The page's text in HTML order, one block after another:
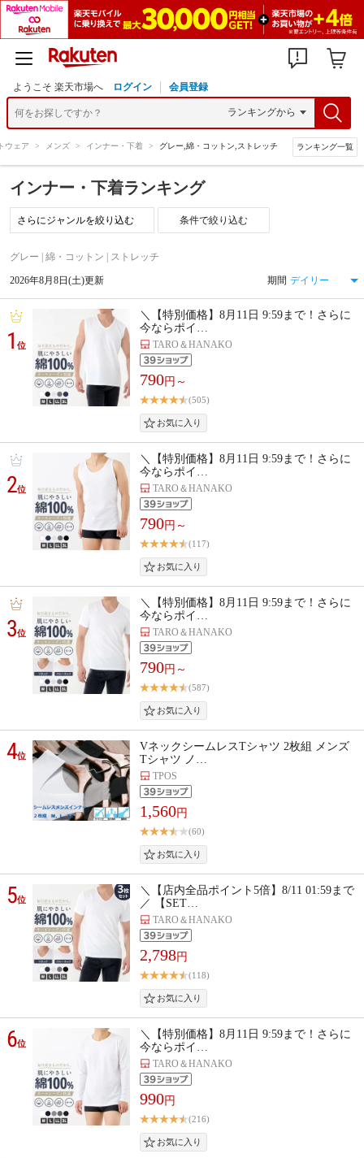
ようこそ 楽天市場へ ログイン 会員登録
ウェア > メンズ > インナー・下着 > グレー,綿・コットン,ストレッチ ランキング一覧
インナー・下着ランキング
条件で絞り込む
グレー | 綿・コットン | ストレッチ
2026年8月8日(土)更新 期間
1位
＼【特別価格】8月11日 9:59まで！さらに
今ならポイ…
TARO＆HANAKO
790円～
(505)
2位
＼【特別価格】8月11日 9:59まで！さらに
今ならポイ…
TARO＆HANAKO
790円～
(117)
3位
＼【特別価格】8月11日 9:59まで！さらに
今ならポイ…
TARO＆HANAKO
790円～
(587)
4位
VネックシームレスTシャツ 2枚組 メンズ
Tシャツ ノ…
TPOS
1,560円
(60)
5位
＼【店内全品ポイント5倍】8/11 01:59まで
／ 【SET…
TARO＆HANAKO
2,798円
(118)
6位
＼【特別価格】8月11日 9:59まで！さらに
今ならポイ…
TARO＆HANAKO
990円
(216)